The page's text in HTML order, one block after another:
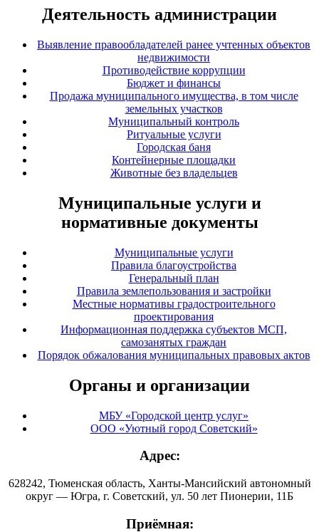
Деятельность администрации
Выявление правообладателей ранее учтенных объектов
недвижимости
Противодействие коррупции
Бюджет и финансы
Продажа муниципального имущества, в том числе
земельных участков
Муниципальный контроль
Ритуальные услуги
Городская баня
Контейнерные площадки
Животные без владельцев
Муниципальные услуги и
нормативные документы
Муниципальные услуги
Правила благоустройства
Генеральный план
Правила землепользования и застройки
Местные нормативы градостроительного
проектирования
Информационная поддержка субъектов МСП,
самозанятых граждан
Порядок обжалования муниципальных правовых актов
Органы и организации
МБУ «Городской центр услуг»
ООО «Уютный город Советский»
Адрес:
628242, Тюменская область, Ханты-Мансийский автономный
округ — Югра, г. Советский, ул. 50 лет Пионерии, 11Б
Приёмная: